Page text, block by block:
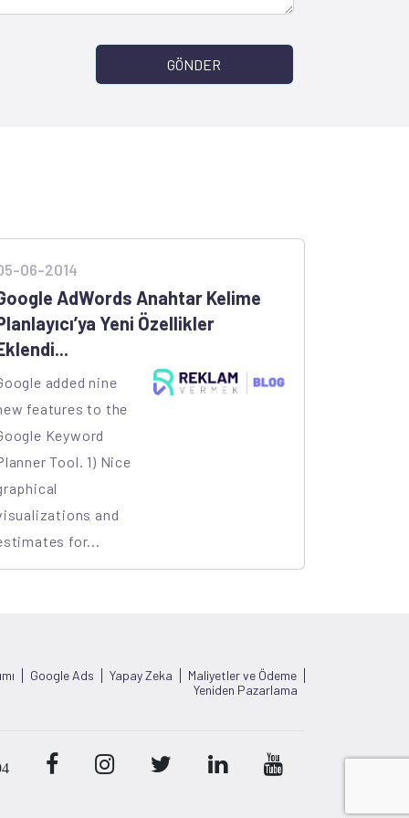
GÖNDER
06-2014
AdWords Anahtar Kelime
Yeni Özellikler
added nine
features to the
Keyword
Tool. 1) Nice
and
for...
Google Ads Yapay Zeka
Maliyetler ve Ödeme
Yeniden Pazarlama